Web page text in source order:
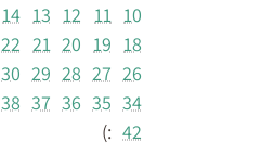
10
11
12
13
14
18
19
20
21
22
26
27
28
29
30
34
35
36
37
38
42
:)